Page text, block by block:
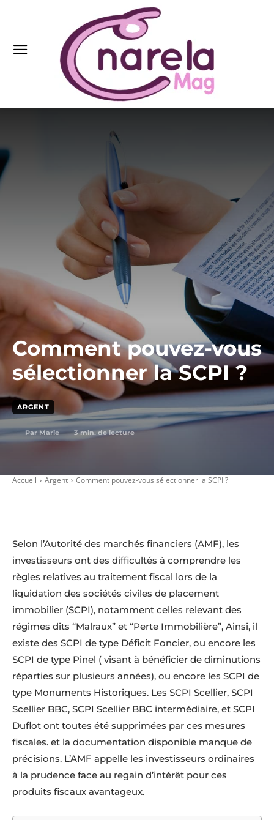
Comment pouvez-vous
sélectionner la SCPI ?
ARGENT
Par Marie 3min. de lecture
Accueil Argent Comment pouvez-vous sélectionner la SCPI ?
Selon l’Autorité des marchés financiers (AMF), les
investisseurs ont des difficultés à comprendre les
règles relatives au traitement fiscal lors de la
liquidation des sociétés civiles de placement
immobilier (SCPI), notamment celles relevant des
régimes dits “Malraux” et “Perte Immobilière”, Ainsi, il
existe des SCPI de type Déficit Foncier, ou encore les
SCPI de type Pinel ( visant à bénéficier de diminutions
réparties sur plusieurs années), ou encore les SCPI de
type Monuments Historiques. Les SCPI Scellier, SCPI
Scellier BBC, SCPI Scellier BBC intermédiaire, et SCPI
Duflot ont toutes été supprimées par ces mesures
fiscales. et la documentation disponible manque de
précisions. L’AMF appelle les investisseurs ordinaires
à la prudence face au regain d’intérêt pour ces
produits fiscaux avantageux.